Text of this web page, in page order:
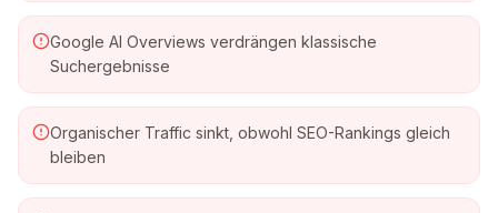
Google AI Overviews verdrängen klassische
Suchergebnisse
Organischer Traffic sinkt, obwohl SEO-Rankings gleich
bleiben